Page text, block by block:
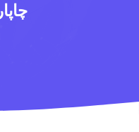
çapar - چاپار